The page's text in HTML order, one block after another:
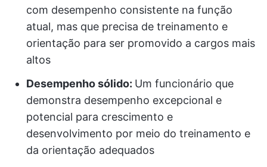
com desempenho consistente na função
atual, mas que precisa de treinamento e
orientação para ser promovido a cargos mais
altos
Desempenho sólido: Um funcionário que
demonstra desempenho excepcional e
potencial para crescimento e
desenvolvimento por meio do treinamento e
da orientação adequados